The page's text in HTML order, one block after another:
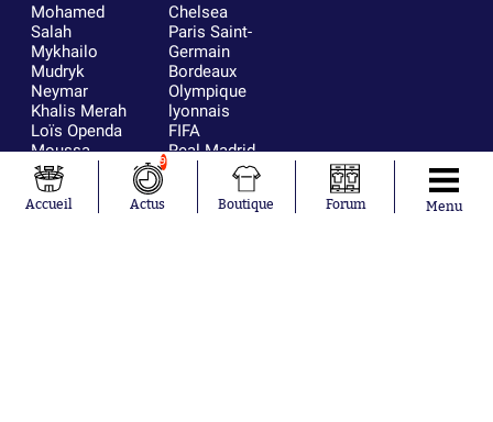
Mohamed
Salah
Mykhailo
Mudryk
Neymar
Khalis Merah
Loïs Openda
Moussa
Niakhaté
Nicolás
Tagliafico
Chelsea
Paris Saint-
Germain
Bordeaux
Olympique
lyonnais
FIFA
Real Madrid
RC Strasbourg
France
Accueil
9
Actus Boutique Forum Menu